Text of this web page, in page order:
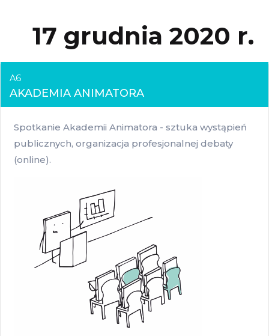
17 grudnia 2020 r.
A6
AKADEMIA ANIMATORA
Spotkanie Akademii Animatora - sztuka wystąpień
publicznych, organizacja profesjonalnej debaty
(online).